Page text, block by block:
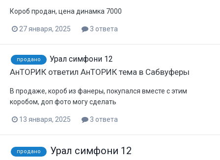
Короб продан, цена динамка 7000
27 января, 2025 3 ответа
продано Урал симфони 12
АнТОРИК ответил АнТОРИК тема в Сабвуферы
В продаже, короб из фанеры, покупался вместе с этим
коробом, доп фото могу сделать
13 января, 2025 3 ответа
продано Урал симфони 12